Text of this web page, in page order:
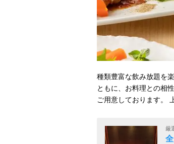
種類豊富な飲み放題を
ともに、お料理との相
ご用意しております。
厳